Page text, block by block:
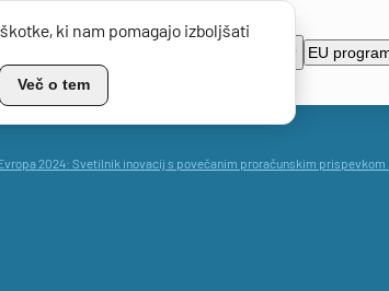
ki nam pomagajo izboljšati
Več o tem
EU
2024: Svetilnik inovacij s povečanim proračunskim prispevkom